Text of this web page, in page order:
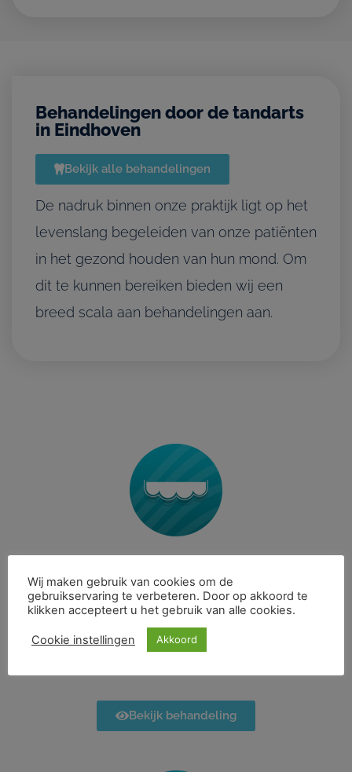
Behandelingen door de tandarts
in Eindhoven
Bekijk alle behandelingen
De nadruk binnen onze praktijk ligt op het
levenslang begeleiden van onze patiënten
in het gezond houden van hun mond. Om
dit te kunnen bereiken bieden wij een
breed scala aan behandelingen aan.
U kunt bij ons terecht voor orthodontie.
Onze tandarts voor orthodontie is op
woensdag aanwezig in de praktijk. Kom
Bekijk behandeling
Wij maken gebruik van cookies om de
gebruikservaring te verbeteren. Door op akkoord te
klikken accepteert u het gebruik van alle cookies.
Cookie instellingen Akkoord